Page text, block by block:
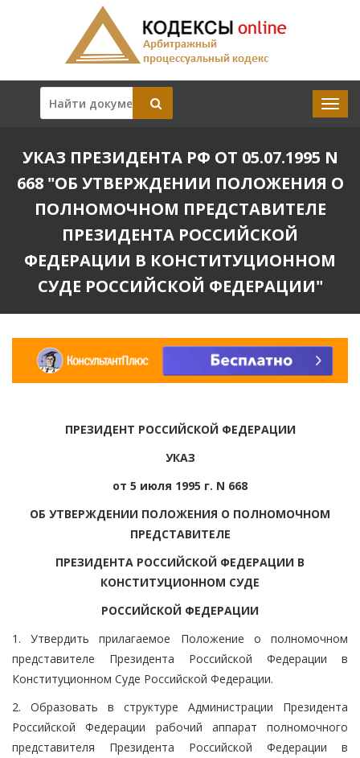
УКАЗ ПРЕЗИДЕНТА РФ ОТ 05.07.1995 N
668 "ОБ УТВЕРЖДЕНИИ ПОЛОЖЕНИЯ О
ПОЛНОМОЧНОМ ПРЕДСТАВИТЕЛЕ
ПРЕЗИДЕНТА РОССИЙСКОЙ
ФЕДЕРАЦИИ В КОНСТИТУЦИОННОМ
СУДЕ РОССИЙСКОЙ ФЕДЕРАЦИИ"
ПРЕЗИДЕНТ РОССИЙСКОЙ ФЕДЕРАЦИИ
УКАЗ
от 5 июля 1995 г. N 668
ОБ УТВЕРЖДЕНИИ ПОЛОЖЕНИЯ О ПОЛНОМОЧНОМ
ПРЕДСТАВИТЕЛЕ
ПРЕЗИДЕНТА РОССИЙСКОЙ ФЕДЕРАЦИИ В
КОНСТИТУЦИОННОМ СУДЕ
РОССИЙСКОЙ ФЕДЕРАЦИИ
1. Утвердить прилагаемое Положение о полномочном
представителе Президента Российской Федерации в
Конституционном Суде Российской Федерации.
2. Образовать в структуре Администрации Президента
Российской Федерации рабочий аппарат полномочного
представителя Президента Российской Федерации в